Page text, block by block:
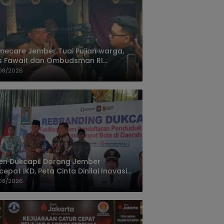
Jember Tuai Pujian warga,
Fawait dan Ombudsman RI
Layanan Kesehatan Rumah
2026
Dukcapil Dorong Jember
IKD, Peta Cinta Dinilai Inovasi
Terbaik
2026